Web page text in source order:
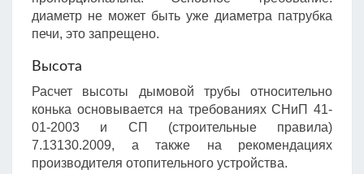
диаметр не может быть уже диаметра патрубка
печи, это запрещено.
Высота
Расчет высоты дымовой трубы относительно
конька основывается на требованиях СНиП 41-
01-2003 и СП (строительные правила)
7.13130.2009, а также на рекомендациях
производителя отопительного устройства.